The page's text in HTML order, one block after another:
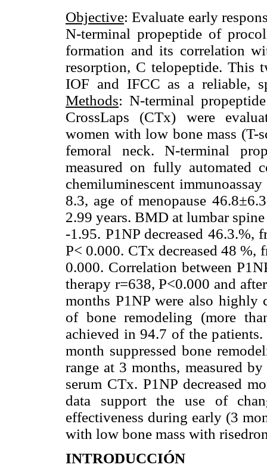
Objective: Evaluate early
N-terminal propeptide of
formation and its correlation
resorption, C telopeptide. This
IOF and IFCC as a reliable,
Methods: N-terminal
CrossLaps (CTx) were
women with low bone mass (T-
femoral neck. N-terminal
measured on fully automated
chemiluminescent
8.3, age of menopause
2.99 years. BMD at lumbar
-1.95. P1NP decreased
P< 0.000. CTx decreased 48
0.000. Correlation between
therapy r=638, P<0.000 and
months P1NP were also highly
of bone remodeling (more
achieved in 94.7 of the patients.
month suppressed bone
range at 3 months, measured
serum CTx. P1NP decreased
data support the use of
effectiveness during early (3
with low bone mass with
INTRODUCCIÓN